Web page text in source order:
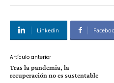
Linkedin
Artículo anterior
Tras la pandemia, la
recuperación no es sustentable